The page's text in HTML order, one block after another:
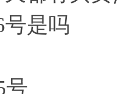
是吗
号